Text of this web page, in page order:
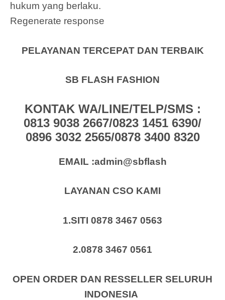
hukum yang berlaku.
Regenerate response
PELAYANAN TERCEPAT DAN TERBAIK
SB FLASH FASHION
KONTAK WA/LINE/TELP/SMS :
0813 9038 2667/0823 1451 6390/
0896 3032 2565/0878 3400 8320
EMAIL :admin@sbflash
LAYANAN CSO KAMI
1.SITI 0878 3467 0563
2.0878 3467 0561
OPEN ORDER DAN RESSELLER SELURUH
INDONESIA